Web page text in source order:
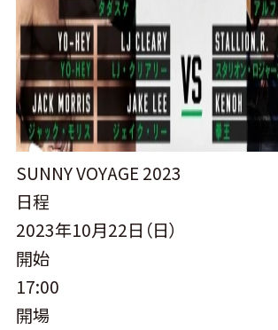
ノ
ア
公
式
サ
イ
ト
SUNNY VOYAGE 2023
日程
2023年10月22日（日）
開始
17:00
開場